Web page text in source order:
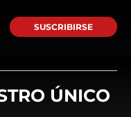
SUSCRIBIRSE
ÚNICO